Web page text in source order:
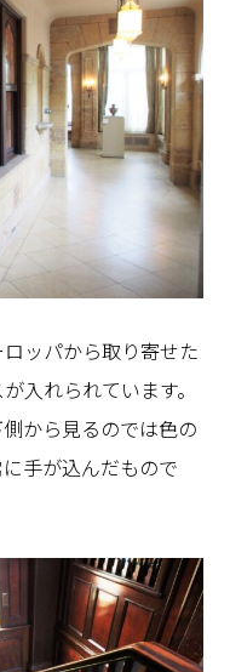
ッパから取り寄せた
入れられています。
から見るのでは色の
手が込んだもので